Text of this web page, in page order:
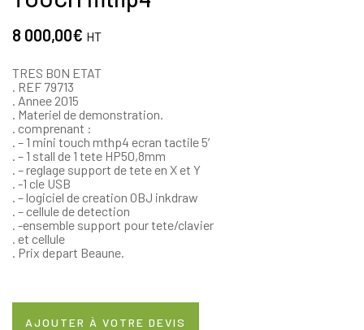
8 000,00€ HT
TRES BON ETAT
. REF 79713
. Annee 2015
. Materiel de demonstration.
. comprenant :
. – 1 mini touch mthp4 ecran tactile 5′
. – 1 stall de 1 tete HP50,8mm
. – reglage support de tete en X et Y
. -1 cle USB
. – logiciel de creation OBJ inkdraw
. – cellule de detection
. -ensemble support pour tete/clavier
. et cellule
. Prix depart Beaune.
AJOUTER À VOTRE DEVIS